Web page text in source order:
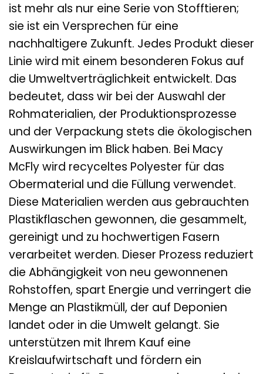
ist mehr als nur eine Serie von Stofftieren;
sie ist ein Versprechen für eine
nachhaltigere Zukunft. Jedes Produkt dieser
Linie wird mit einem besonderen Fokus auf
die Umweltverträglichkeit entwickelt. Das
bedeutet, dass wir bei der Auswahl der
Rohmaterialien, der Produktionsprozesse
und der Verpackung stets die ökologischen
Auswirkungen im Blick haben. Bei Macy
McFly wird recyceltes Polyester für das
Obermaterial und die Füllung verwendet.
Diese Materialien werden aus gebrauchten
Plastikflaschen gewonnen, die gesammelt,
gereinigt und zu hochwertigen Fasern
verarbeitet werden. Dieser Prozess reduziert
die Abhängigkeit von neu gewonnenen
Rohstoffen, spart Energie und verringert die
Menge an Plastikmüll, der auf Deponien
landet oder in die Umwelt gelangt. Sie
unterstützen mit Ihrem Kauf eine
Kreislaufwirtschaft und fördern ein